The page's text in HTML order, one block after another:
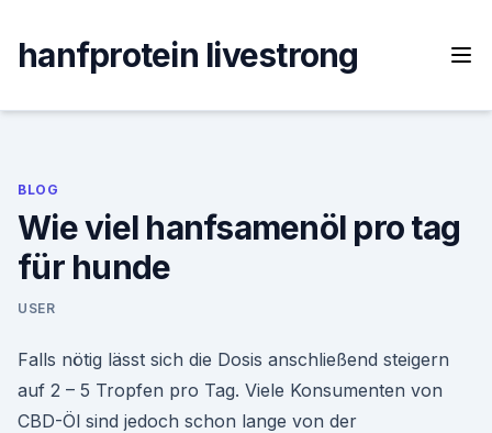
content
hanfprotein livestrong
BLOG
Wie viel hanfsamenöl pro tag
für hunde
USER
Falls nötig lässt sich die Dosis anschließend steigern
auf 2 – 5 Tropfen pro Tag. Viele Konsumenten von
CBD-Öl sind jedoch schon lange von der